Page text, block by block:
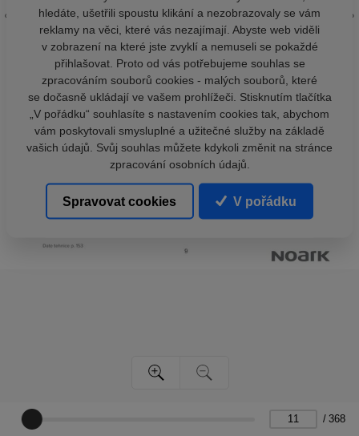
/ 368
hledáte, ušetřili spoustu klikání a nezobrazovaly se vám
reklamy na věci, které vás nezajímají. Abyste web viděli
v zobrazení na které jste zvyklí a nemuseli se pokaždé
přihlašovat. Proto od vás potřebujeme souhlas se
zpracováním souborů cookies - malých souborů, které
se dočasně ukládají ve vašem prohlížeči. Stisknutím tlačítka
„V pořádku“ souhlasíte s nastavením cookies tak, abychom
vám poskytovali smysluplné a užitečné služby na základě
vašich údajů. Svůj souhlas můžete kdykoli změnit na stránce
zpracování osobních údajů.
Spravovat cookies V pořádku